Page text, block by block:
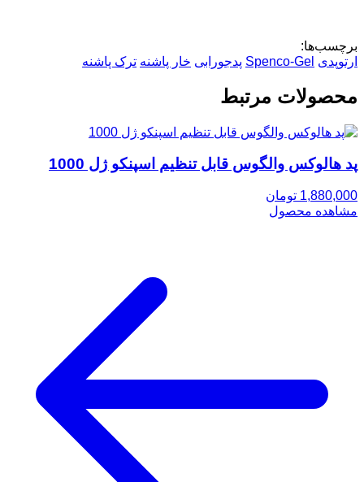
برچسب‌ها:
ارتوپدی Spenco-Gel پدجورابی خار پاشنه ترک پاشنه
محصولات مرتبط
پد هالوکس والگوس قابل تنظیم اسپنکو ژل 1000
1,880,000 تومان
مشاهده محصول